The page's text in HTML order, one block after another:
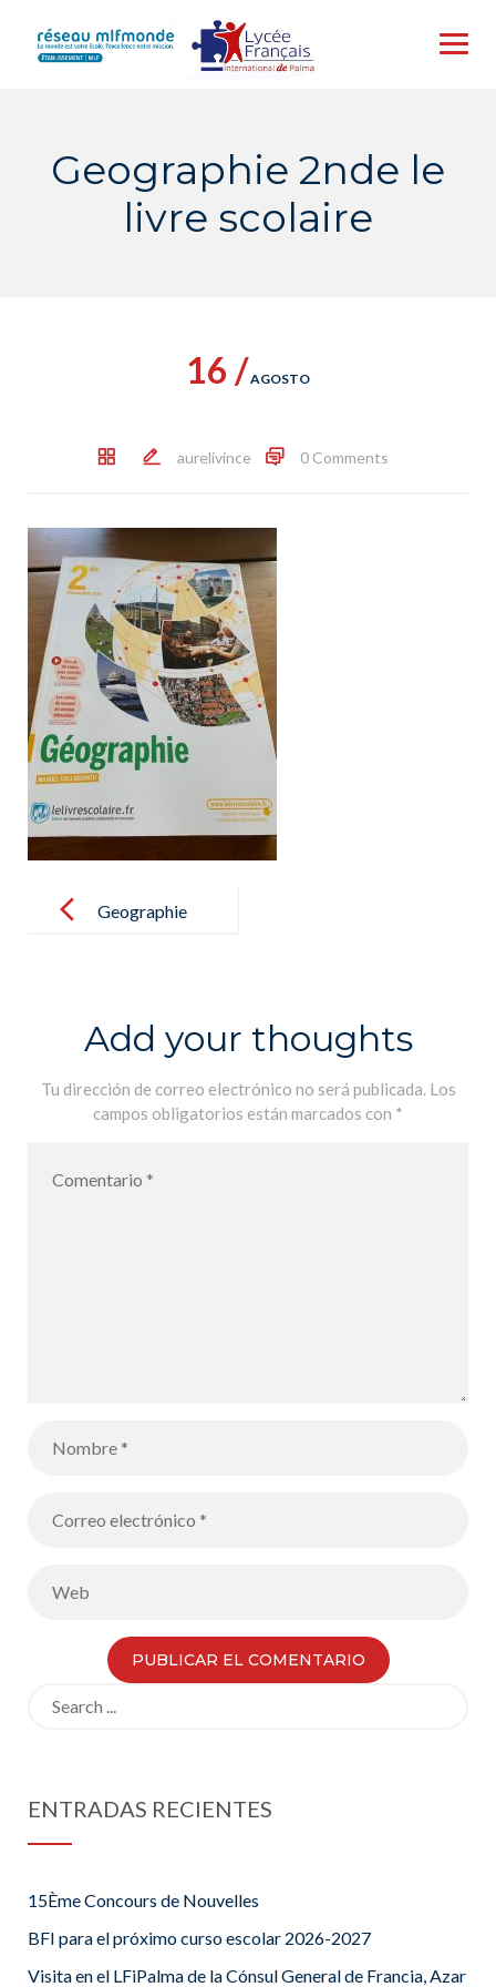
content
Geographie 2nde le
livre scolaire
16 /AGOSTO
aurelivince 0 Comments
navigationGeographie
Add your thoughts
Tu dirección de correo electrónico no será publicada. Los
campos obligatorios están marcados con *
ENTRADAS RECIENTES
15Ème Concours de Nouvelles
BFI para el próximo curso escolar 2026-2027
Visita en el LFiPalma de la Cónsul General de Francia, Azar